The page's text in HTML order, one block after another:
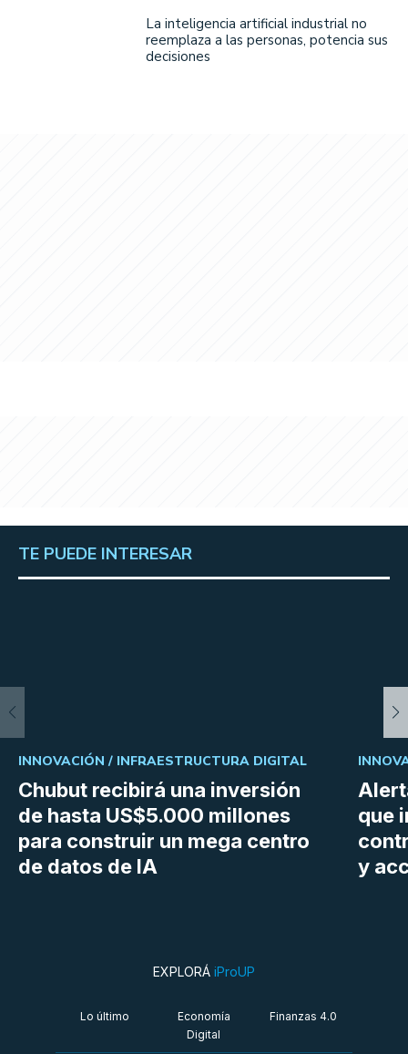
La inteligencia artificial industrial no
reemplaza a las personas, potencia sus
decisiones
TE PUEDE INTERESAR
Chubut recibirá una inversión
de hasta US$5.000 millones
para construir un mega centro
de datos de IA
INNOVACIÓN / INFRAESTRUCTURA DIGITAL
que
y
EXPLORÁ iProUP
Lo último
Economía
Digital
Finanzas 4.0